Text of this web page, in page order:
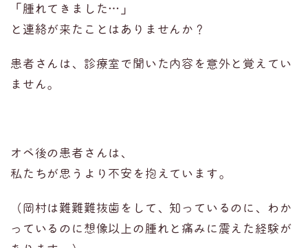
「腫れてきました… 」
と連絡が来たことはありませんか？
患者さんは、診療室で聞いた内容を意外と覚えてい
ません。
オペ後の患者さんは、
私たちが思うより不安を抱えています。
（岡村は難難難抜歯をして、知っているのに、わか
っているのに想像以上の腫れと痛みに震えた経験が